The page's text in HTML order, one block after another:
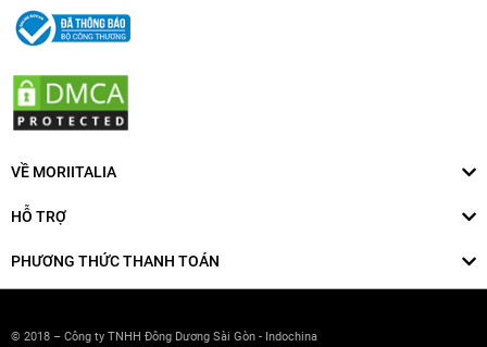
VỀ MORIITALIA
HỖ TRỢ
PHƯƠNG THỨC THANH TOÁN
© 2018 – Công ty TNHH Đông Dương Sài Gòn - Indochina